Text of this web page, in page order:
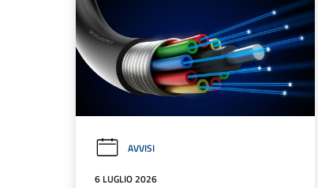
AVVISI
6 LUGLIO 2026